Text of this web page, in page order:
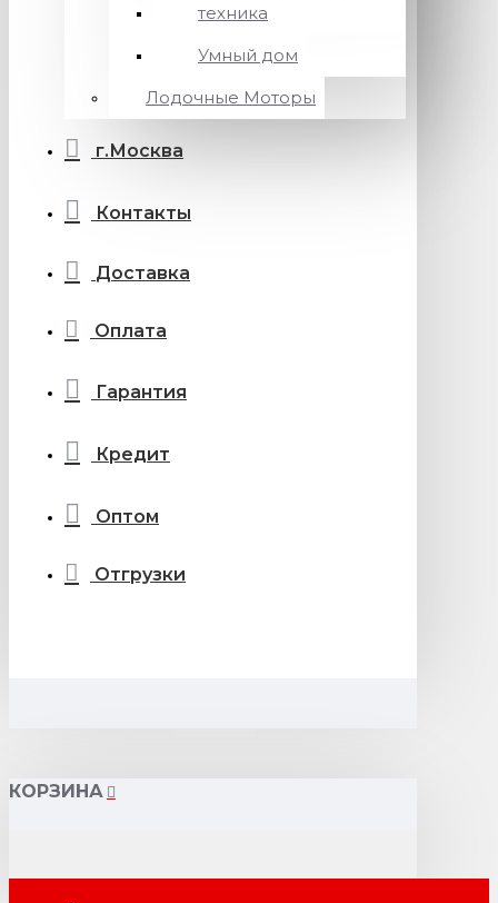
техника
Умный дом
Лодочные Моторы
г.Москва
Контакты
Доставка
Оплата
Гарантия
Кредит
Оптом
Отгрузки
КОРЗИНА